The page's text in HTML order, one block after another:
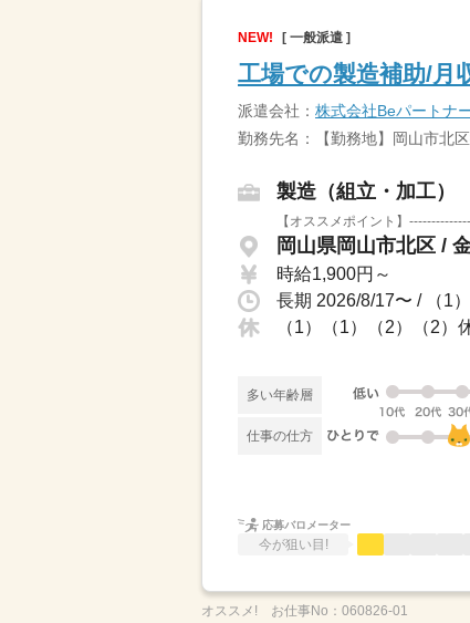
NEW! [ 一般派遣 ]
工場での製造補助/月
派遣会社： 株式会社Beパートナ
勤務先名：【勤務地】岡山市北
製造（組立・加工）
【オススメポイント】
岡山県岡山市北区 /
時給1,900円～
（1）（1）（2）（2
多い年齢層
仕事の仕方
応募バロメーター
今が狙い目!
オススメ! お仕事No： 060826-01